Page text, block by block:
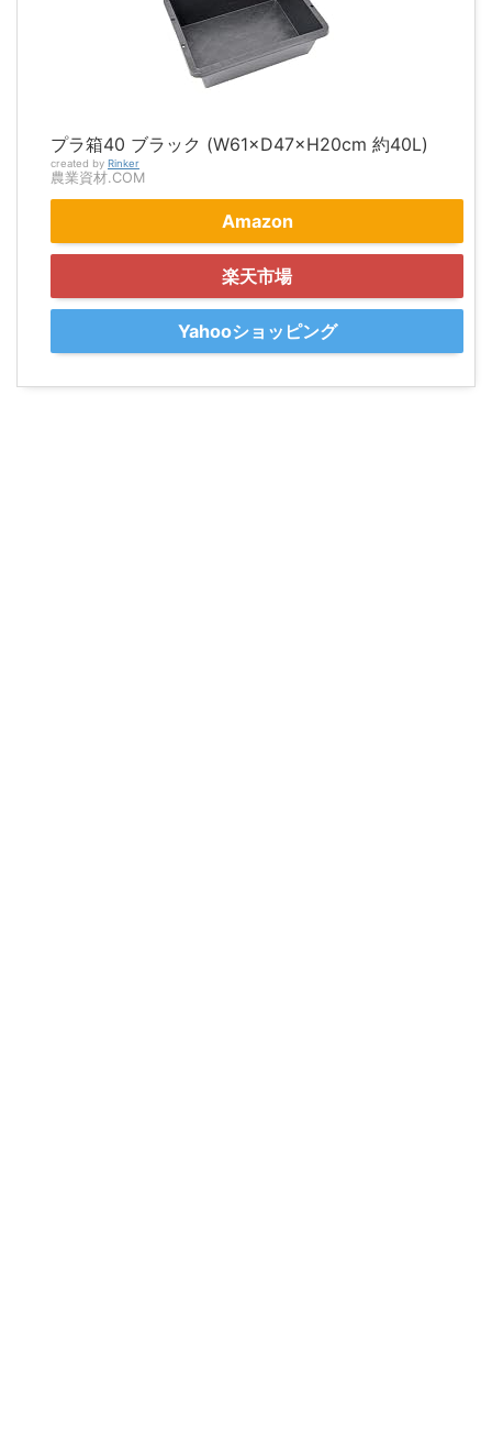
プラ箱40 ブラック (W61×D47×H20cm 約40L)
created by Rinker
農業資材.COM
Amazon
楽天市場
Yahooショッピング